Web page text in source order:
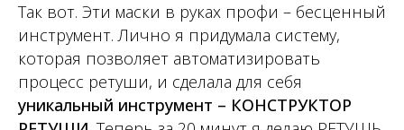
Так вот. Эти маски в руках профи – бесценный
инструмент. Лично я придумала систему,
которая позволяет автоматизировать
процесс ретуши, и сделала для себя
уникальный инструмент – КОНСТРУКТОР